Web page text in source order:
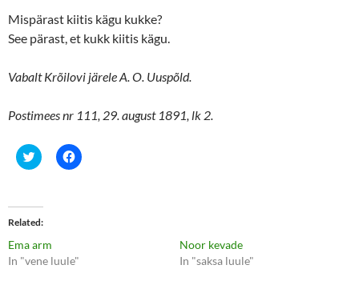
Mispärast kiitis kägu kukke?
See pärast, et kukk kiitis kägu.
Vabalt Krõilovi järele A. O. Uuspõld.
Postimees nr 111, 29. august 1891, lk 2.
C
l
t
o
s
a
r
e
C
l
r
Related
Ema arm
In "vene luule"
Noor kevade
In "saksa luule"